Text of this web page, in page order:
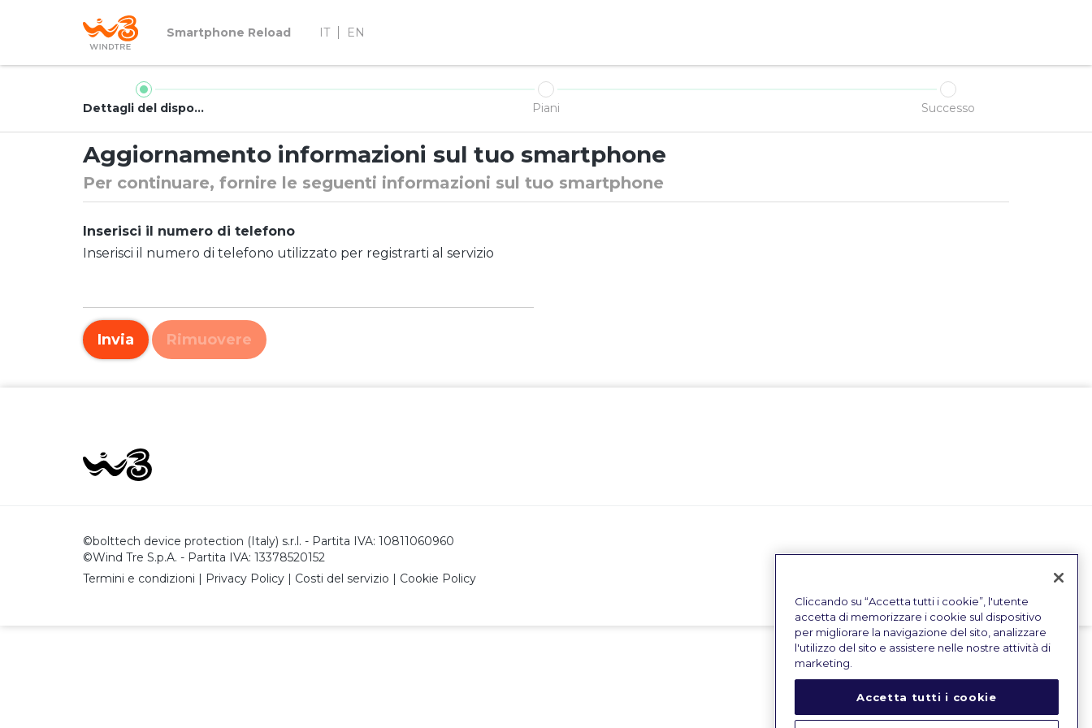
Smartphone Reload IT EN
Dettagli del dispositivo Piani Successo
Aggiornamento informazioni sul tuo smartphone
Per continuare, fornire le seguenti informazioni sul tuo smartphone
Inserisci il numero di telefono
Inserisci il numero di telefono utilizzato per registrarti al servizio
Invia Rimuovere
©bolttech device protection (Italy) s.r.l. - Partita IVA: 10811060960
©Wind Tre S.p.A. - Partita IVA: 13378520152
Termini e condizioni | Privacy Policy | Costi del servizio | Cookie Policy
Cliccando su “Accetta tutti i cookie”, l'utente
accetta di memorizzare i cookie sul dispositivo
per migliorare la navigazione del sito, analizzare
l'utilizzo del sito e assistere nelle nostre attività di
marketing.
Accetta tutti i cookie